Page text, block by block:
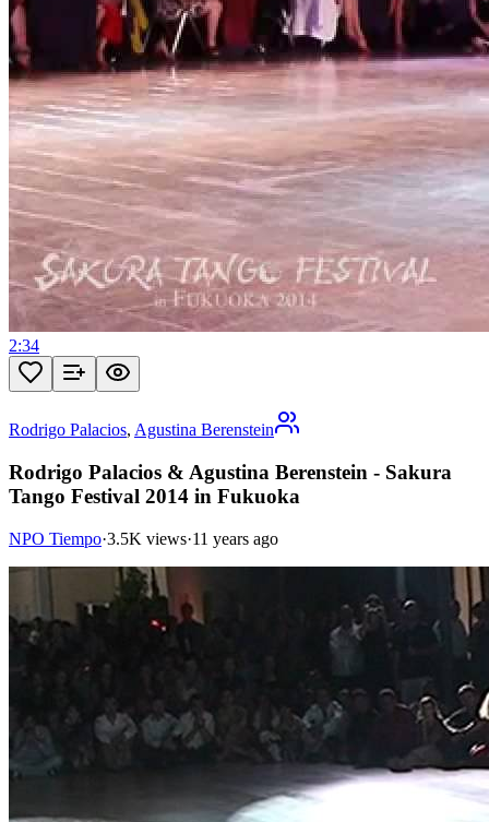
2:34
Rodrigo Palacios, Agustina Berenstein
Rodrigo Palacios & Agustina Berenstein - Sakura
Tango Festival 2014 in Fukuoka
NPO Tiempo·3.5K views·11 years ago